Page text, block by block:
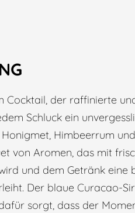
Cocktail, der raffinierte
Schluck ein
Himbeerrum
von Aromen, das mit
und dem Getränk eine
Der blaue Curacao-
sorgt, dass der